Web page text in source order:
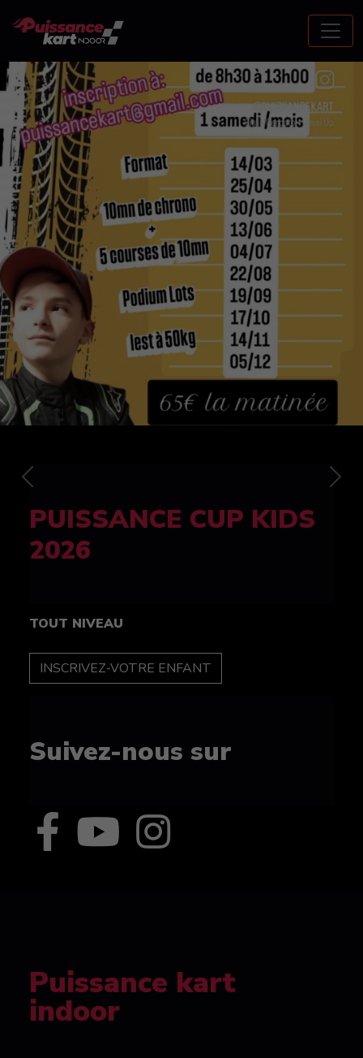
FELINE CUP 100%
féminine
TOUT NIVEAU
INSCRIPTION
Suivez-nous sur
Previous Next
Puissance kart
indoor